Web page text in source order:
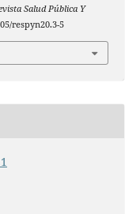
Salud Pública Y
respyn20.3-5